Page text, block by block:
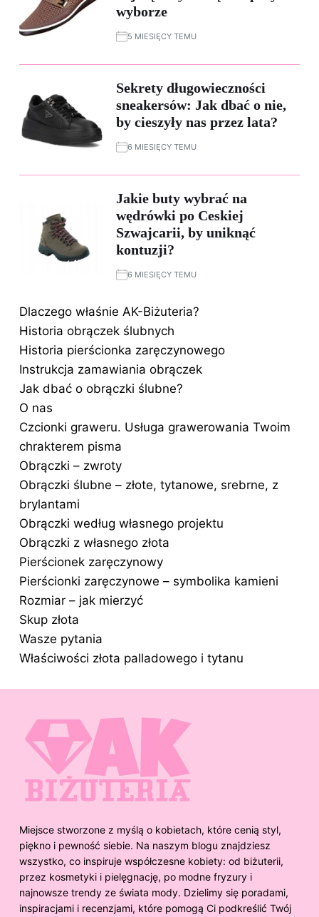
wyborze
5 MIESIĘCY TEMU
Sekrety długowieczności
sneakersów: Jak dbać o nie,
by cieszyły nas przez lata?
6 MIESIĘCY TEMU
Jakie buty wybrać na
wędrówki po Ceskiej
Szwajcarii, by uniknąć
kontuzji?
6 MIESIĘCY TEMU
Dlaczego właśnie AK-Biżuteria?
Historia obrączek ślubnych
Historia pierścionka zaręczynowego
Instrukcja zamawiania obrączek
Jak dbać o obrączki ślubne?
O nas
Czcionki graweru. Usługa grawerowania Twoim
chrakterem pisma
Obrączki – zwroty
Obrączki ślubne – złote, tytanowe, srebrne, z
brylantami
Obrączki według własnego projektu
Obrączki z własnego złota
Pierścionek zaręczynowy
Pierścionki zaręczynowe – symbolika kamieni
Rozmiar – jak mierzyć
Skup złota
Wasze pytania
Właściwości złota palladowego i tytanu
Miejsce stworzone z myślą o kobietach, które cenią styl,
piękno i pewność siebie. Na naszym blogu znajdziesz
wszystko, co inspiruje współczesne kobiety: od biżuterii,
przez kosmetyki i pielęgnację, po modne fryzury i
najnowsze trendy ze świata mody. Dzielimy się poradami,
inspiracjami i recenzjami, które pomogą Ci podkreślić Twój